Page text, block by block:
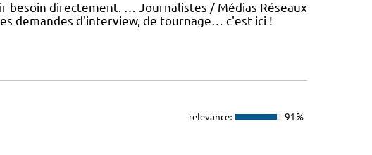
besoin directement. … Journalistes / Médias Réseaux
demandes d'interview, de tournage… c'est ici !
relevance: 91%